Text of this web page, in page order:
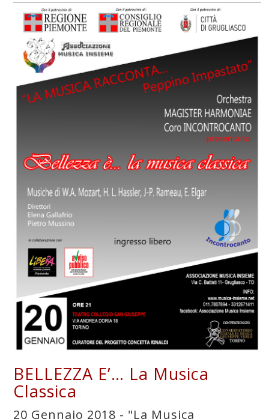
BELLEZZA E’… La Musica
Classica
20 Gennaio 2018 - "La Musica